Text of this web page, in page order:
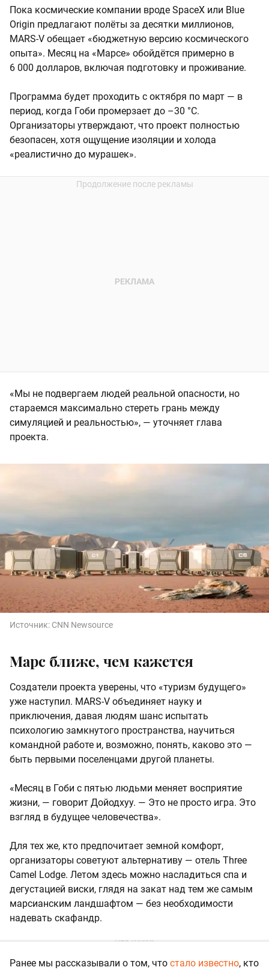
Пока космические компании вроде SpaceX или Blue
Origin предлагают полёты за десятки миллионов,
MARS-V обещает «бюджетную версию космического
опыта». Месяц на «Марсе» обойдётся примерно в
6 000 долларов, включая подготовку и проживание.
Программа будет проходить с октября по март — в
период, когда Гоби промерзает до –30 °C.
Организаторы утверждают, что проект полностью
безопасен, хотя ощущение изоляции и холода
«реалистично до мурашек».
«Мы не подвергаем людей реальной опасности, но
стараемся максимально стереть грань между
симуляцией и реальностью», — уточняет глава
проекта.
Источник: CNN Newsource
Марс ближе, чем кажется
Создатели проекта уверены, что «туризм будущего»
уже наступил. MARS-V объединяет науку и
приключения, давая людям шанс испытать
психологию замкнутого пространства, научиться
командной работе и, возможно, понять, каково это —
быть первыми поселенцами другой планеты.
«Месяц в Гоби с пятью людьми меняет восприятие
жизни, — говорит Дойодхуу. — Это не просто игра. Это
взгляд в будущее человечества».
Для тех же, кто предпочитает земной комфорт,
организаторы советуют альтернативу — отель Three
Camel Lodge. Летом здесь можно насладиться спа и
дегустацией виски, глядя на закат над тем же самым
марсианским ландшафтом — без необходимости
надевать скафандр.
Ранее мы рассказывали о том, что стало известно, кто